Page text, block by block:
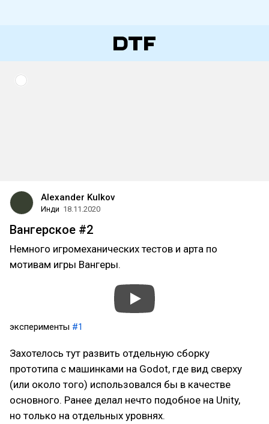
Alexander Kulkov
Инди 18.11.2020
Вангерское #2
Немного игромеханических тестов и арта по
мотивам игры Вангеры.
эксперименты #1
Захотелось тут развить отдельную сборку
прототипа с машинками на Godot, где вид сверху
(или около того) использовался бы в качестве
основного. Ранее делал нечто подобное на Unity,
но только на отдельных уровнях.